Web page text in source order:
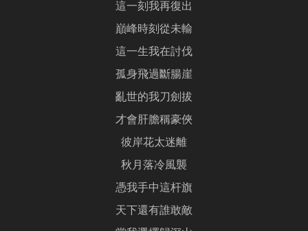
這一刻我再復出
巔峰時刻從未輸
這一生我在討伐
孤身飛過斷腸崖
亂世的我刀劍拔
才會肝膽稱豪俠
彼岸花太迷離
秋月落冷風襲
憑我手中這杆旗
天下還有誰敢敵